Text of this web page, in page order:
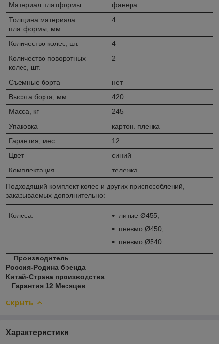
Материал платформы
фанера
Толщина материала
платформы, мм
4
Количество колес, шт.
4
Количество поворотных
колес, шт.
2
Съемные борта
нет
Высота борта, мм
420
Масса, кг
245
Упаковка
картон, пленка
Гарантия, мес.
12
Цвет
синий
Комплектация
тележка
Подходящий комплект колес и других приспособлений,
заказываемых дополнительно:
Колеса:
литые Ø455;
пневмо Ø450;
пневмо Ø540.
Производитель
Россия-Родина бренда
Китай-Страна производства
Гарантия 12 Месяцев
Скрыть
Характеристики